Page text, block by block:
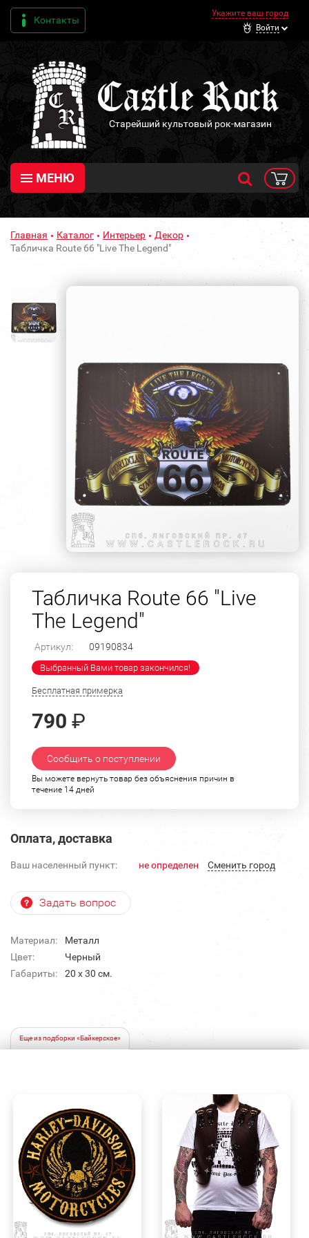
Контакты
Укажите ваш город
Войти
Старейший культовый рок-магазин
МЕНЮ
Главная Каталог Интерьер
Декор
Табличка Route 66 "Live The Legend"
Табличка Route 66 "Live
The Legend"
Артикул: 09190834
Выбранный Вами товар закончился!
Бесплатная примерка
790 ₽
Сообщить о поступлении
Вы можете вернуть товар без объяснения причин в
течение 14 дней
Оплата, доставка
Ваш населенный пункт: не определен Cменить город
Задать вопрос
Материал:
Металл
Цвет:
Черный
Габариты:
20 х 30 см.
Еще из подборки «Байкерское»